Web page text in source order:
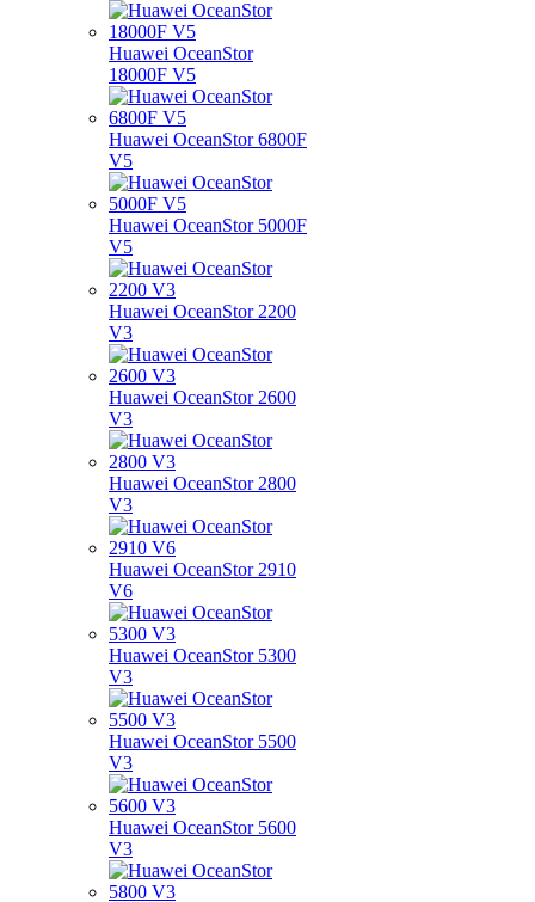
Huawei OceanStor
18000F V5
Huawei OceanStor 6800F
V5
Huawei OceanStor 5000F
V5
Huawei OceanStor 2200
V3
Huawei OceanStor 2600
V3
Huawei OceanStor 2800
V3
Huawei OceanStor 2910
V6
Huawei OceanStor 5300
V3
Huawei OceanStor 5500
V3
Huawei OceanStor 5600
V3